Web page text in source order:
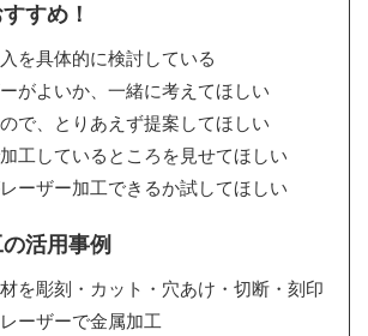
すめ！
を具体的に検討している
がよいか、一緒に考えてほしい
で、とりあえず提案してほしい
工しているところを見せてほしい
ーザー加工できるか試してほしい
活用事例
を彫刻・カット・穴あけ・切断・刻印
ーザーで金属加工